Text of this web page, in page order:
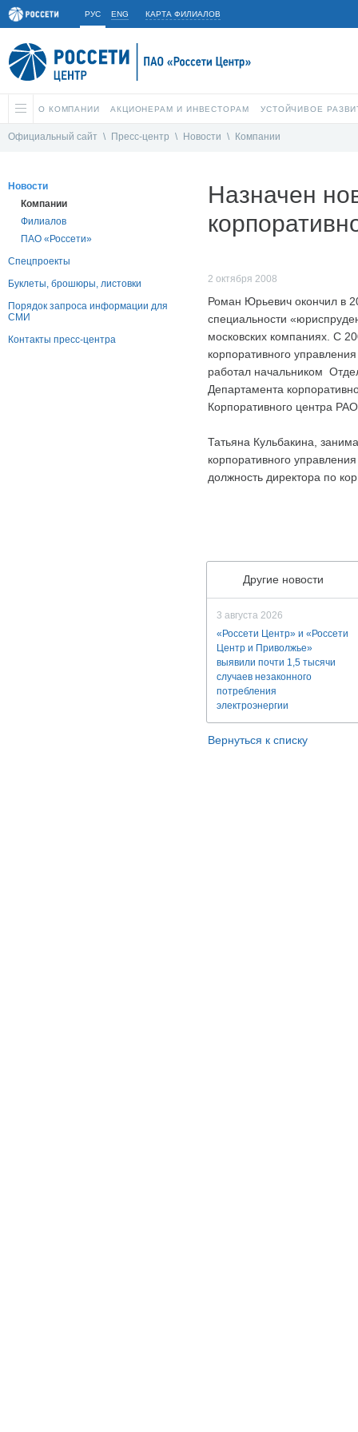
РУС ENG КАРТА ФИЛИАЛОВ
О КОМПАНИИ АКЦИОНЕРАМ И ИНВЕСТОРАМ УСТОЙЧИВОЕ
Официальный сайт \ Пресс-центр \ Новости \ Компании
Новости
Компании
Филиалов
ПАО «Россети»
Спецпроекты
Буклеты, брошюры, листовки
Порядок запроса информации для
СМИ
Контакты пресс-центра
Назначен
2 октября 2008
Роман Юрьевич окончил в
специальности
московских компаниях. С
корпоративного
работал начальником
Департамента
Корпоративного центра
Татьяна Кульбакина,
корпоративного
должность директора по
Другие новости
3 августа 2026
«Россети Центр» и «Россети
Центр и Приволжье»
выявили почти 1,5 тысячи
случаев незаконного
потребления
электроэнергии
Вернуться к списку